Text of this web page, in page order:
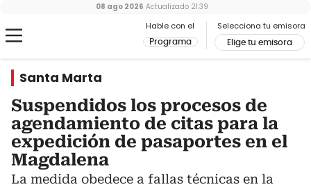
Hable con el
Programa
Selecciona tu emisora
Elige tu emisora
08 ago 2026 Actualizado 21:39
Santa Marta
Suspendidos los procesos de
agendamiento de citas para la
expedición de pasaportes en el
Magdalena
La medida obedece a fallas técnicas en la